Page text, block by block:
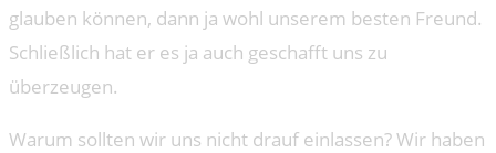
glauben können, dann ja wohl unserem besten Freund.
Schließlich hat er es ja auch geschafft uns zu
überzeugen.
Warum sollten wir uns nicht drauf einlassen? Wir haben